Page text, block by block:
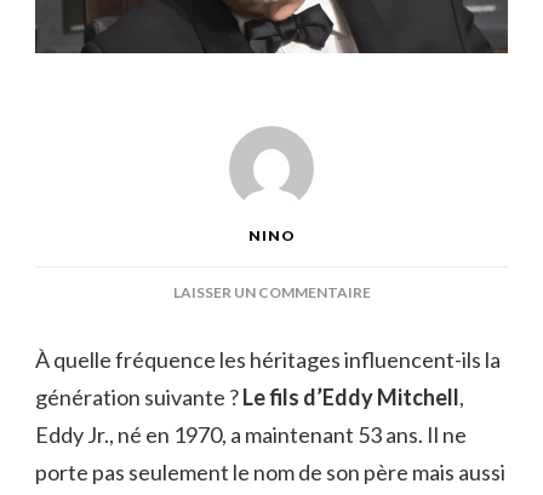
NINO
LAISSER UN COMMENTAIRESUR
A
LE
D’EDDY
MITCHELL
À quelle fréquence les héritages influencent-ils la
génération suivante ?Le fils d’Eddy Mitchell,
Eddy Jr., né en 1970, a maintenant 53 ans. Il ne
porte pas seulement le nom de son père mais aussi